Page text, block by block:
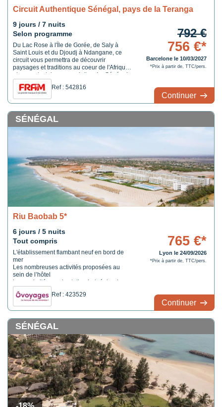
Circuit Authentique Sénégal, pays de la Teranga
9 jours / 7 nuits
Selon programme
Du Lac Rose à l'Île de Gorée, de Saly à
Saint Louis et du Djoudj à Ndangane, ce
circuit vous permettra de découvrir
paysages et traditions au coeur de l'Afrique
et au contact de sa population. Le Sénégal
vous offrira par sa diversité de paysages et
sa richesse culturelle un univers totalement
dépaysant !
Ref : 542816
792 €
756 €*
Barcelone le 10/03/2027
*Prix à partir de, TTC/pers.
Continuer
SÉNÉGAL
Riu Baobab 5*
6 jours / 5 nuits
Tout compris
L'établissement flambant neuf en bord de
mer
Les nombreuses activités proposées au
sein de l’hôtel
La proximité avec la station balnéaire de
Saly
Ref : 423529
765 €*
Lyon le 24/09/2026
*Prix à partir de, TTC/pers.
Continuer
SÉNÉGAL